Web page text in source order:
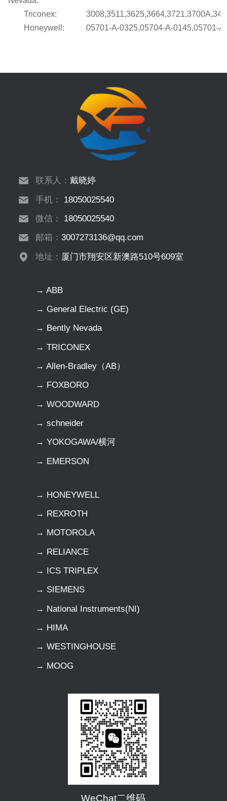
Triconex:
Honeywell:
05701-A-0325,05704-A-0145,05701-
联系人：戴晓婷
手机：
18050025540
微信：
18050025540
邮箱：3007273136@qq.com
地址： 厦门市翔安区新澳路510号609室
→ ABB
→ General Electric (GE)
→ Bently Nevada
→ TRICONEX
→ Allen-Bradley（AB）
→ FOXBORO
→ WOODWARD
→ schneider
→ YOKOGAWA/横河
→ EMERSON
→ HONEYWELL
→ REXROTH
→ MOTOROLA
→ RELIANCE
→ ICS TRIPLEX
→ SIEMENS
→ National Instruments(NI)
→ HIMA
→ WESTINGHOUSE
→ MOOG
WeChat二维码